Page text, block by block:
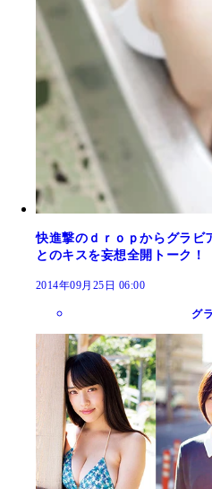
快進撃のｄｒｏｐからグラビ
とのキスを妄想全開トーク！
2014年09月25日 06:00
グ